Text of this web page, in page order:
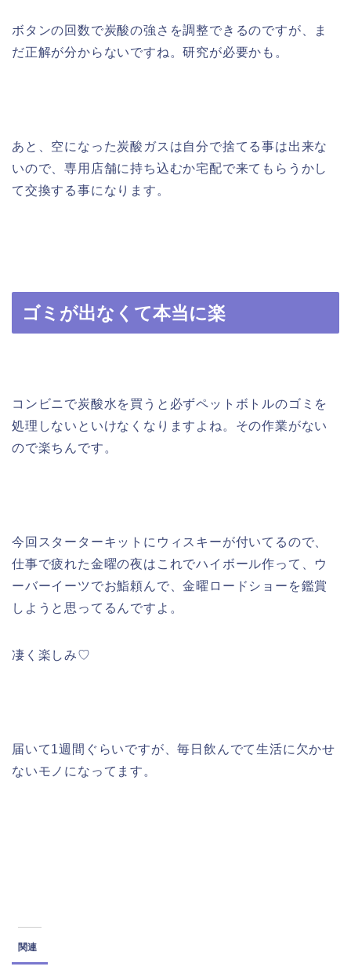
ボタンの回数で炭酸の強さを調整できるのですが、ま
だ正解が分からないですね。研究が必要かも。
あと、空になった炭酸ガスは自分で捨てる事は出来な
いので、専用店舗に持ち込むか宅配で来てもらうかし
て交換する事になります。
ゴミが出なくて本当に楽
コンビニで炭酸水を買うと必ずペットボトルのゴミを
処理しないといけなくなりますよね。その作業がない
ので楽ちんです。
今回スターターキットにウィスキーが付いてるので、
仕事で疲れた金曜の夜はこれでハイボール作って、ウ
ーバーイーツでお鮨頼んで、金曜ロードショーを鑑賞
しようと思ってるんですよ。
凄く楽しみ♡
届いて1週間ぐらいですが、毎日飲んでて生活に欠かせ
ないモノになってます。
関連